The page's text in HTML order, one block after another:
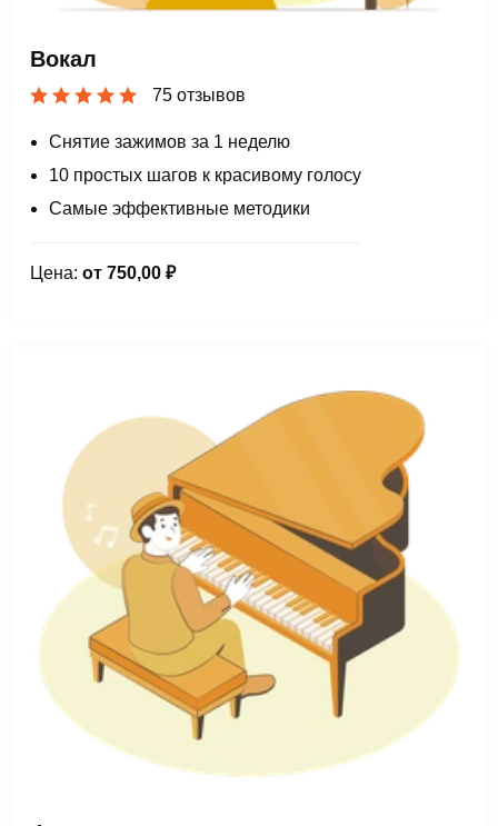
Вокал
75 отзывов
Снятие зажимов за 1 неделю
10 простых шагов к красивому голосу
Самые эффективные методики
Цена: от 750,00 ₽